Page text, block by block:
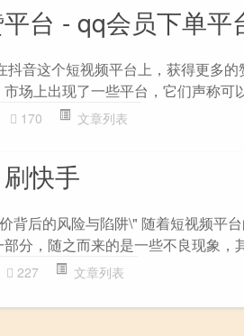
台 - qq会员下单平
音这个短视频平台上，获得更多
场上出现了一些平台，它们声称可
170 文章列表
快手
背后的风险与陷阱\" 随着短视频平
分，随之而来的是一些不良现象，
227 文章列表